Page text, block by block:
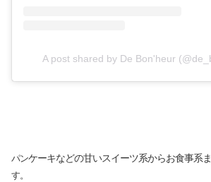
A post shared by De Bon'heur
パンケーキなどの甘いスイーツ系からお食事系
す。